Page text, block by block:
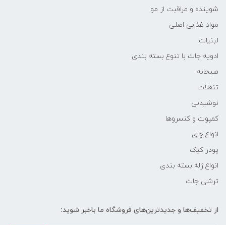
شوینده و مراقبت از مو
مواد غذایی اصلی
لبنیات
ادویه جات با تنوع بسته بندی
صبحانه
تنقلات
نوشیدنی
کمپوت و کنسروها
انواع چای
پودر کیک
انواع ژله بسته بندی
ترشی جات
از تخفیف‌ها و جدیدترین‌های فروشگاه ما باخبر شوید: